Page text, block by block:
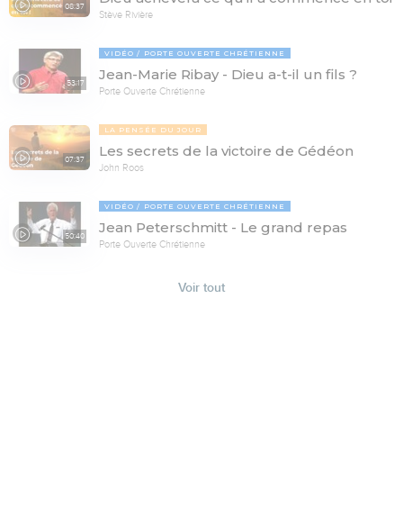
08:37
Stève Rivière
53:17
VIDÉO PORTE OUVERTE CHRÉTIENNE
Jean-Marie Ribay - Dieu a-t-il un fils ?
Porte Ouverte Chrétienne
07:37
LA PENSÉE DU JOUR
Les secrets de la victoire de Gédéon
John Roos
50:40
VIDÉO PORTE OUVERTE CHRÉTIENNE
Jean Peterschmitt - Le grand repas
Porte Ouverte Chrétienne
Voir tout